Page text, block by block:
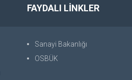
FAYDALI LİNKLER
Sanayi Bakanlığı
OSBÜK